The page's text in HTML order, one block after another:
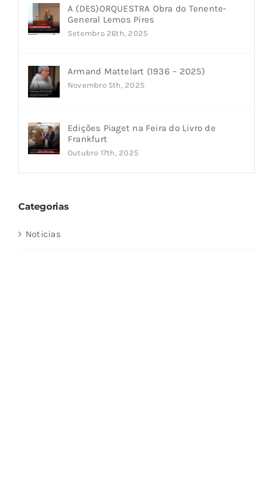
A (DES)ORQUESTRA Obra do Tenente-
General Lemos Pires
Setembro 26th, 2025
Armand Mattelart (1936 – 2025)
Novembro 5th, 2025
Edições Piaget na Feira do Livro de
Frankfurt
Outubro 17th, 2025
Categorias
Noticias